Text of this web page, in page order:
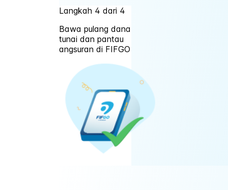
Langkah 4 dari 4
Bawa pulang dana
tunai dan pantau
angsuran di FIFGO